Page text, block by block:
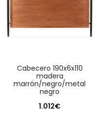
cabecero 190x6x110
madera
marrón/negro/metal
negro
1.012€